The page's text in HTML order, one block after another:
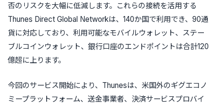
否のリスクを大幅に低減します。これらの接続を活用する
Thunes Direct Global Networkは、140か国で利用でき、90通
貨に対応しており、利用可能なモバイルウォレット、ステー
ブルコインウォレット、銀行口座のエンドポイントは合計120
億超に上ります。
今回のサービス開始により、Thunesは、米国外のギグエコノ
ミープラットフォーム、送金事業者、決済サービスプロバイ